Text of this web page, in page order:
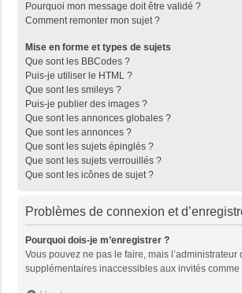
Pourquoi mon message doit être validé ?
Comment remonter mon sujet ?
Mise en forme et types de sujets
Que sont les BBCodes ?
Puis-je utiliser le HTML ?
Que sont les smileys ?
Puis-je publier des images ?
Que sont les annonces globales ?
Que sont les annonces ?
Que sont les sujets épinglés ?
Que sont les sujets verrouillés ?
Que sont les icônes de sujet ?
Problèmes de connexion et
Pourquoi dois-je m’enregistrer ?
Vous pouvez ne pas le faire, mais
supplémentaires inaccessibles aux invités